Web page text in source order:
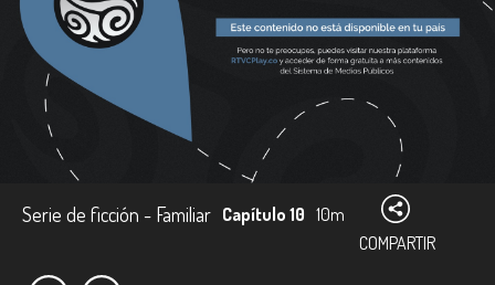
Serie de ficción - Familiar Capítulo 10 10m
COMPARTIR